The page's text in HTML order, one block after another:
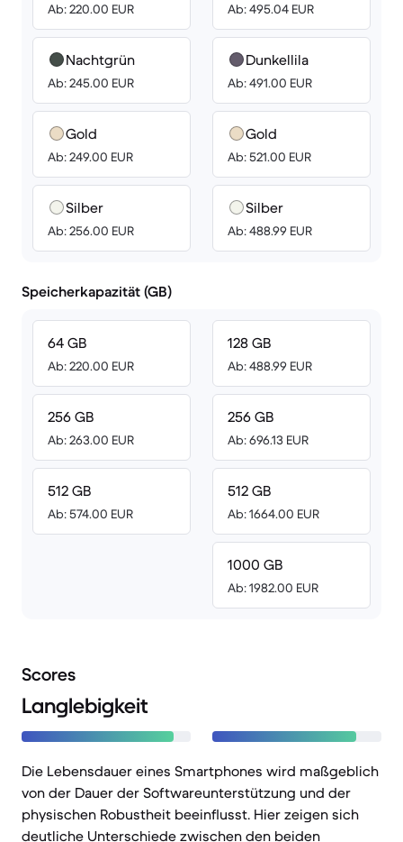
Ab: 220.00 EUR
Nachtgrün
Ab: 245.00 EUR
Gold
Ab: 249.00 EUR
Silber
Ab: 256.00 EUR
Ab: 495.04 EUR
Dunkellila
Ab: 491.00 EUR
Gold
Ab: 521.00 EUR
Silber
Ab: 488.99 EUR
Speicherkapazität (GB)
64 GB
Ab: 220.00 EUR
256 GB
Ab: 263.00 EUR
512 GB
Ab: 574.00 EUR
128 GB
Ab: 488.99 EUR
256 GB
Ab: 696.13 EUR
512 GB
Ab: 1664.00 EUR
1000 GB
Ab: 1982.00 EUR
Scores
Langlebigkeit
Die Lebensdauer eines Smartphones wird maßgeblich
von der Dauer der Softwareunterstützung und der
physischen Robustheit beeinflusst. Hier zeigen sich
deutliche Unterschiede zwischen den beiden